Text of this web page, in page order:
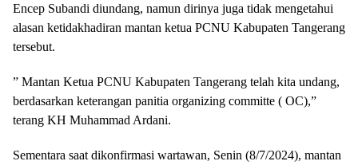
Encep Subandi diundang, namun dirinya juga tidak mengetahui
alasan ketidakhadiran mantan ketua PCNU Kabupaten Tangerang
tersebut.
” Mantan Ketua PCNU Kabupaten Tangerang telah kita undang,
berdasarkan keterangan panitia organizing committe ( OC),”
terang KH Muhammad Ardani.
Sementara saat dikonfirmasi wartawan, Senin (8/7/2024), mantan